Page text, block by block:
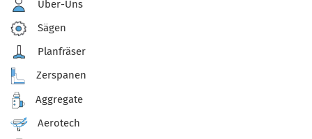
Über-Uns
Sägen
Planfräser
Zerspanen
Aggregate
Aerotech